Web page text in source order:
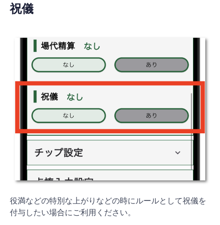
祝儀
役満などの特別な上がりなどの時にルールとして祝儀を
付与したい場合にご利用ください。